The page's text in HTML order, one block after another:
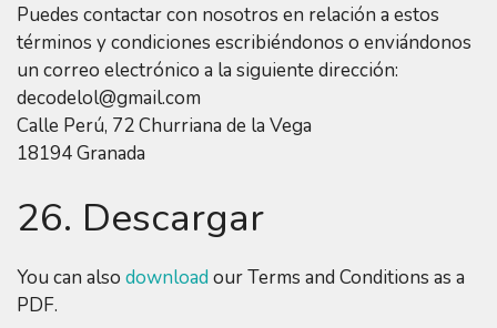
Puedes contactar con nosotros en relación a estos
términos y condiciones escribiéndonos o enviándonos
un correo electrónico a la siguiente dirección:
decodelol@gmail.com
Calle Perú, 72 Churriana de la Vega
18194 Granada
26. Descargar
You can also download our Terms and Conditions as a
PDF.